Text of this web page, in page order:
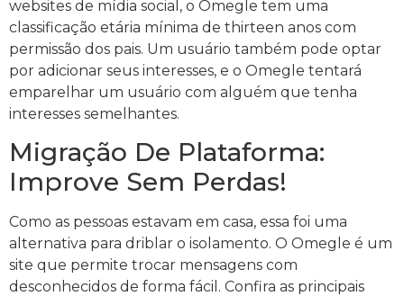
websites de mídia social, o Omegle tem uma
classificação etária mínima de thirteen anos com
permissão dos pais. Um usuário também pode optar
por adicionar seus interesses, e o Omegle tentará
emparelhar um usuário com alguém que tenha
interesses semelhantes.
Migração De Plataforma:
Improve Sem Perdas!
Como as pessoas estavam em casa, essa foi uma
alternativa para driblar o isolamento. O Omegle é um
site que permite trocar mensagens com
desconhecidos de forma fácil. Confira as principais